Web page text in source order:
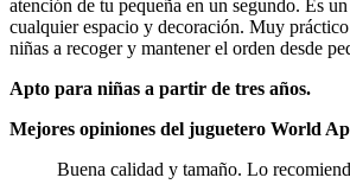
atención de tu pequeña en un segundo. Es
cualquier espacio y decoración. Muy práctico
niñas a recoger y mantener el orden desde
Apto para niñas a partir de tres años.
Mejores opiniones del juguetero World
Buena calidad y tamaño. Lo